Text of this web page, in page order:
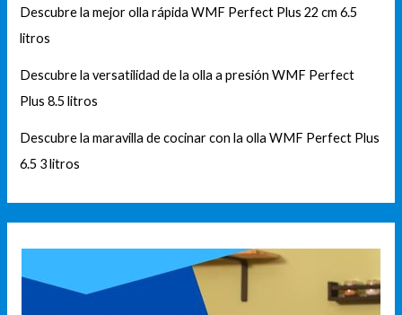
Descubre la mejor olla rápida WMF Perfect Plus 22 cm 6.5
litros
Descubre la versatilidad de la olla a presión WMF Perfect
Plus 8.5 litros
Descubre la maravilla de cocinar con la olla WMF Perfect Plus
6.5 3 litros